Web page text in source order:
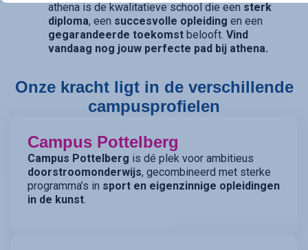
athena is de kwalitatieve school die een sterk
diploma, een succesvolle opleiding en een
gegarandeerde toekomst belooft.Vind
vandaag nog jouw perfecte pad bij athena.
Onze kracht ligt in de verschillende
campusprofielen
Campus Pottelberg
Campus Pottelberg is dé plek voor ambitieus
doorstroomonderwijs, gecombineerd met sterke
programma’s in sport en eigenzinnige opleidingen
in de kunst.